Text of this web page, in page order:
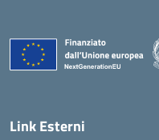
Link Esterni